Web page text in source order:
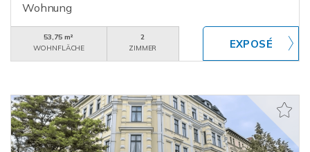
Wohnung
53,75 m²
WOHNFLÄCHE
2
ZIMMER